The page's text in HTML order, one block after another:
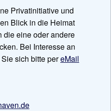
Privatinitiative und
Blick in die Heimat
die eine oder andere
Bei Interesse an
sich bitte pereMail